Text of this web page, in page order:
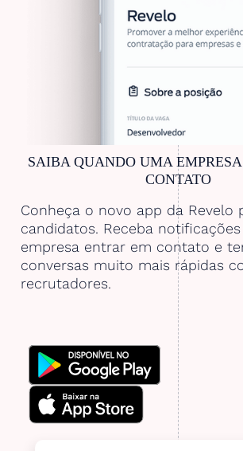
SAIBA QUANDO UMA
CONTATO
Conheça o novo app da Revelo
candidatos. Receba
empresa entrar em contato e
conversas muito mais rápidas
recrutadores.